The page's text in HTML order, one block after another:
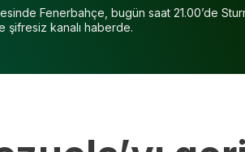
Fenerbahçe, bugün saat 21.00’de
şifresiz kanalı haberde.